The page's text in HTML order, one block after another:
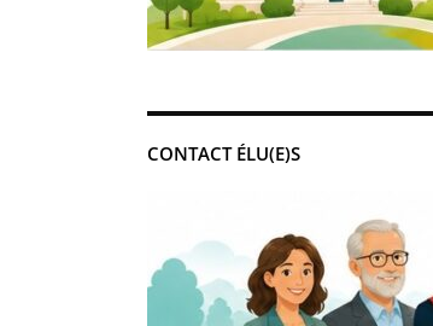
CONTACT ÉLU(E)S